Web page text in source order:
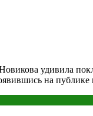
удивила
на публике